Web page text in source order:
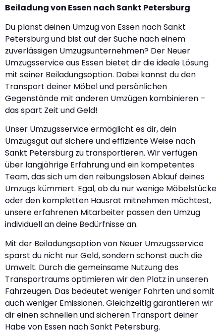
Beiladung von Essen nach Sankt Petersburg
Du planst deinen Umzug von Essen nach Sankt
Petersburg und bist auf der Suche nach einem
zuverlässigen Umzugsunternehmen? Der Neuer
Umzugsservice aus Essen bietet dir die ideale Lösung
mit seiner Beiladungsoption. Dabei kannst du den
Transport deiner Möbel und persönlichen
Gegenstände mit anderen Umzügen kombinieren –
das spart Zeit und Geld!
Unser Umzugsservice ermöglicht es dir, dein
Umzugsgut auf sichere und effiziente Weise nach
Sankt Petersburg zu transportieren. Wir verfügen
über langjährige Erfahrung und ein kompetentes
Team, das sich um den reibungslosen Ablauf deines
Umzugs kümmert. Egal, ob du nur wenige Möbelstücke
oder den kompletten Hausrat mitnehmen möchtest,
unsere erfahrenen Mitarbeiter passen den Umzug
individuell an deine Bedürfnisse an.
Mit der Beiladungsoption von Neuer Umzugsservice
sparst du nicht nur Geld, sondern schonst auch die
Umwelt. Durch die gemeinsame Nutzung des
Transportraums optimieren wir den Platz in unseren
Fahrzeugen. Das bedeutet weniger Fahrten und somit
auch weniger Emissionen. Gleichzeitig garantieren wir
dir einen schnellen und sicheren Transport deiner
Habe von Essen nach Sankt Petersburg.